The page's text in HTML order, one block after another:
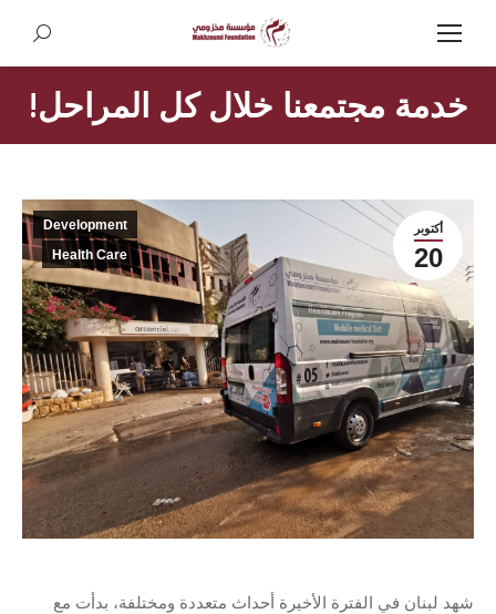
Search:
خدمة مجتمعنا خلال كل المراحل!
أكتوبر
20
Development
Health Care
شهد لبنان في الفترة الأخيرة أحداث متعددة ومختلفة، بدأت مع